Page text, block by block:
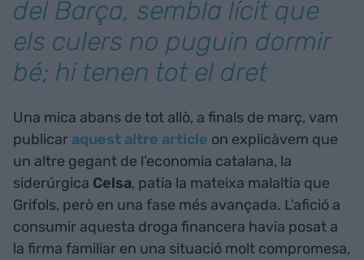
del Barça, sembla lícit que
els culers no puguin dormir
bé; hi tenen tot el dret
Una mica abans de tot allò, a finals de març, vam
publicaraquest altre article on explicàvem que
un altre gegant de l’economia catalana, la
siderúrgica Celsa, patia la mateixa malaltia que
Grifols, però en una fase més avançada. L’afició a
consumir aquesta droga financera havia posat a
la firma familiar en una situació molt compromesa,